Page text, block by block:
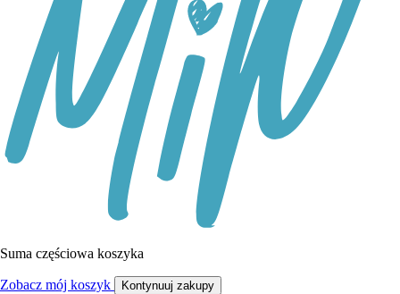
Suma częściowa koszyka
Zobacz mój koszyk Kontynuuj zakupy